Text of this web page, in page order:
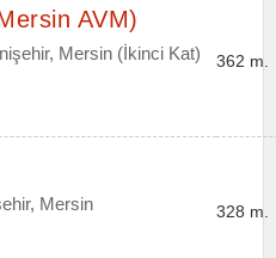
AVM)
Mersin (İkinci Kat) 362 m.
Mersin 328 m.